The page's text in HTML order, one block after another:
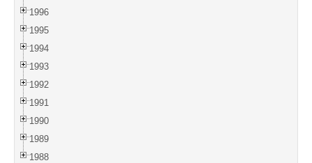
1996
1995
1994
1993
1992
1991
1990
1989
1988